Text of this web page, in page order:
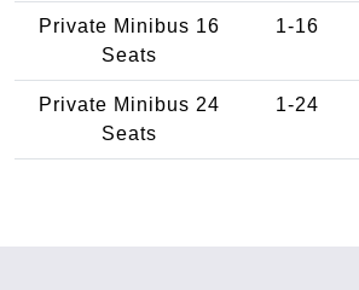
Private Minibus 16
Seats
1-16
Private Minibus 24
Seats
1-24